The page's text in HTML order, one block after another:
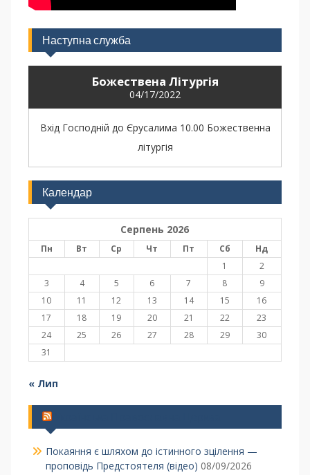
Наступна служба
Божествена Літургія
04/17/2022
Вхід Господній до Єрусалима 10.00 Божественна
літургія
Календар
Серпень 2026
Пн Вт Ср Чт Пт Сб
Нд
1
2
3
4 5 6 7 8
9
10
11 12 13 14 15
16
17
18 19 20 21 22
23
24
25 26 27 28 29
30
31
« Лип
Покаяння є шляхом до істинного зцілення —
проповідь Предстоятеля (відео) 08/09/2026